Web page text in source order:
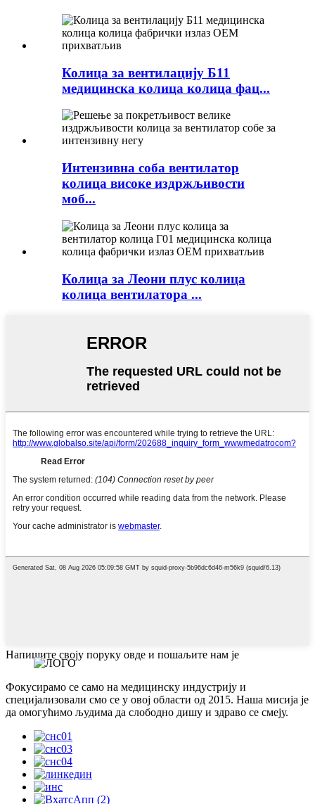
Колица за вентилацију Б11
медицинска колица колица фац...
Интензивна соба вентилатор
колица високе издржљивости
моб...
Колица за Леони плус колица
колица вентилатора ...
Напишите своју поруку овде и пошаљите нам је
Фокусирамо се само на медицинску индустрију и
специјализовали смо се у овој области од 2015. Наша мисија је
да омогућимо људима да слободно дишу и здраво се смеју.